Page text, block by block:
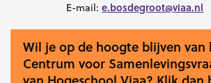
E-mail:e.bosdegroot@viaa.nl
Wil je op de hoogte blijven
Centrum voor